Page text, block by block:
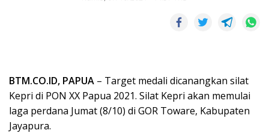
BTM.CO.ID, PAPUA – Target medali dicanangkan silat
Kepri di PON XX Papua 2021. Silat Kepri akan memulai
laga perdana Jumat (8/10) di GOR Toware, Kabupaten
Jayapura.